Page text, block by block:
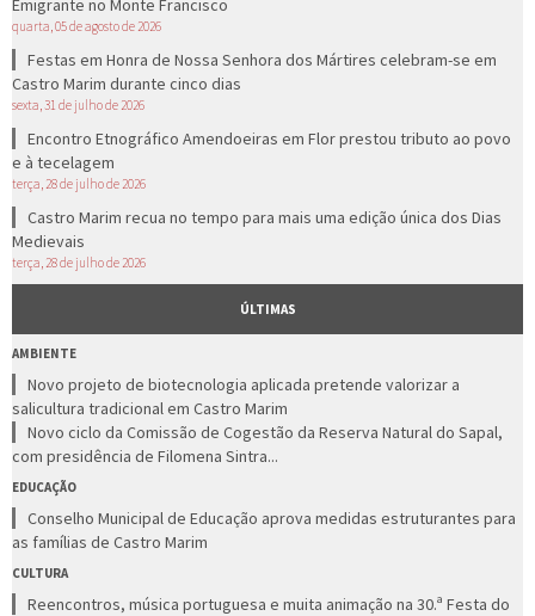
Emigrante no Monte Francisco
quarta, 05 de agosto de 2026
Festas em Honra de Nossa Senhora dos Mártires celebram-se em
Castro Marim durante cinco dias
sexta, 31 de julho de 2026
Encontro Etnográfico Amendoeiras em Flor prestou tributo ao povo
e à tecelagem
terça, 28 de julho de 2026
Castro Marim recua no tempo para mais uma edição única dos Dias
Medievais
terça, 28 de julho de 2026
ÚLTIMAS
AMBIENTE
Novo projeto de biotecnologia aplicada pretende valorizar a
salicultura tradicional em Castro Marim
Novo ciclo da Comissão de Cogestão da Reserva Natural do Sapal,
com presidência de Filomena Sintra...
EDUCAÇÃO
Conselho Municipal de Educação aprova medidas estruturantes para
as famílias de Castro Marim
CULTURA
Reencontros, música portuguesa e muita animação na 30.ª Festa do